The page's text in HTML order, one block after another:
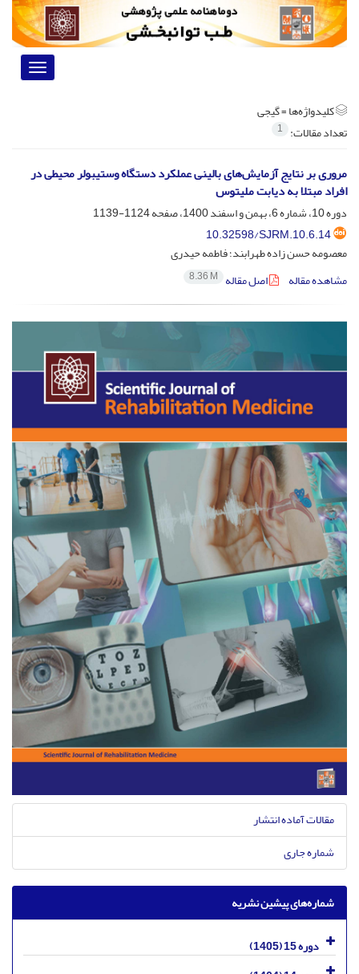
Toggle
کلیدواژه‌ها =گیجی
تعداد مقالات: 1
مروری بر نتایج آزمایش‌های بالینی عملکرد دستگاه وستیبولر محیطی در
افراد مبتلا به دیابت ملیتوس
دوره 10، شماره 6، بهمن و اسفند 1400، صفحه
1124-1139
10.32598/SJRM.10.6.14
معصومه حسن زاده طهرابند؛ فاطمه حیدری
مشاهده مقاله
اصل مقاله 8.36 M
مقالات آماده انتشار
شماره جاری
شماره‌های پیشین نشریه
دوره 15 (1405)